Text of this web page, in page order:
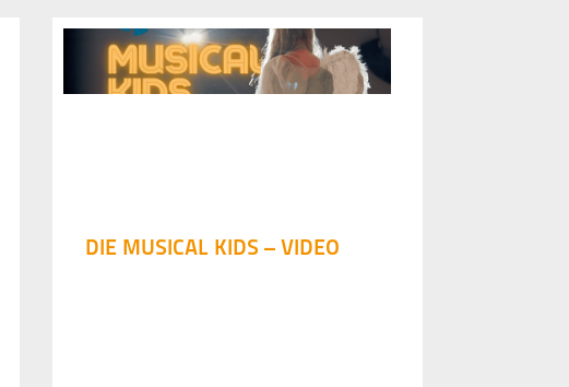
DIE MUSICAL KIDS – VIDEO